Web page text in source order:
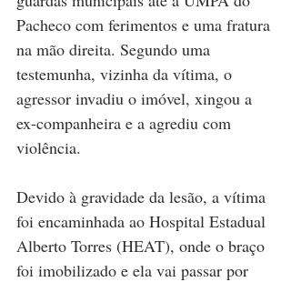
Pacheco com ferimentos e uma fratura
na mão direita. Segundo uma
testemunha, vizinha da vítima, o
agressor invadiu o imóvel, xingou a
ex-companheira e a agrediu com
violência.
Devido à gravidade da lesão, a vítima
foi encaminhada ao Hospital Estadual
Alberto Torres (HEAT), onde o braço
foi imobilizado e ela vai passar por